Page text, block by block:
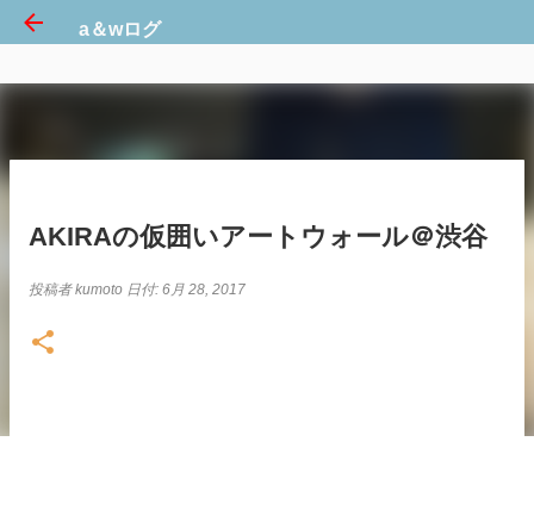
スキップしてメイン コンテンツに移動
a＆wログ
AKIRAの仮囲いアートウォール＠渋谷
投稿者kumoto 日付: 6月 28, 2017